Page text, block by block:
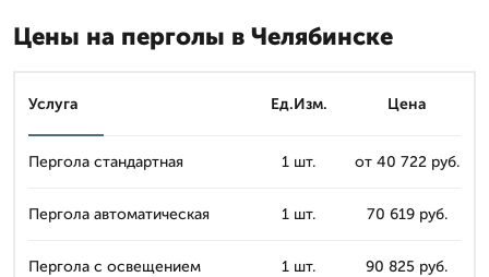
Цены на перголы в Челябинске
Услуга Ед.Изм. Цена
Пергола стандартная 1 шт. от 40 722 руб.
Пергола автоматическая 1 шт. 70 619 руб.
Пергола с освещением 1 шт. 90 825 руб.